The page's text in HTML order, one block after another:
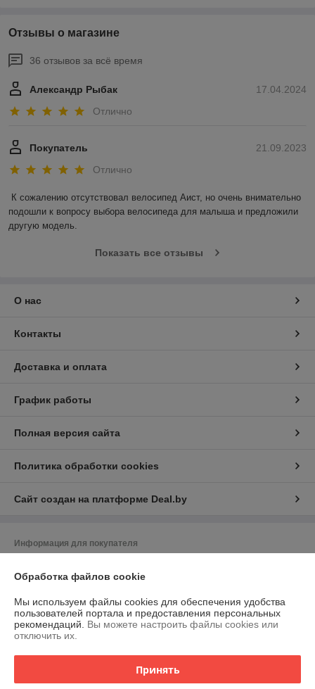
Отзывы о магазине
36 отзывов за всё время
17.04.2024
Александр Рыбак
Отлично
21.09.2023
Покупатель
Отлично
К сожалению отсутствовал велосипед Аист, но очень внимательно
подошли к вопросу выбора велосипеда для малыша и предложили
другую модель.
Показать все отзывы
О нас
Контакты
Доставка и оплата
График работы
Полная версия сайта
Политика обработки cookies
Сайт создан на платформе Deal.by
Информация для покупателя
предприятие "АСНмаркет"
Регистрационный номер ЕГР: 191129356
УНП: 191129356
Регистрационный орган: Мингорисполком
Дата регистрации компании: 26.11.2009
Обработка файлов cookie
Мы используем файлы cookies для обеспечения удобства
пользователей портала и предоставления персональных
рекомендаций. Вы можете настроить файлы cookies или
отключить их.
Принять